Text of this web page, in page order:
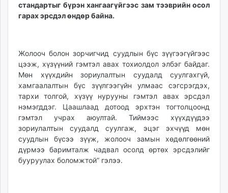
стандартыг бүрэн хангаагүйгээс зам тээврийн осол
гарах эрсдэл өндөр байна.
Жолооч болон зорчигчид суудлын бүс зүүгээгүйгээс
цээж, хүзүүний гэмтэл авах тохиолдол элбэг байдаг.
Мөн хүүхдийн зориулалтын суудалд суулгахгүй,
хамгаалалтын бүс зүүлгээгүйн улмаас сэгсрэгдэх,
тархи толгой, хүзүү нурууны гэмтэл авах эрсдэл
нэмэгддэг. Цаашлаад дотоод эрхтэн тогтолцоонд
гэмтэл учрах аюултай. Тиймээс хүүхдүүдээ
зориулалтын суудалд суулгаж, эцэг эхчүүд мөн
суудлын бүсээ зүүж, жолооч замын хөдөлгөөний
дүрмээ баримталж чадвал осолд өртөх эрсдэлийг
бууруулах боломжтой” гэлээ.